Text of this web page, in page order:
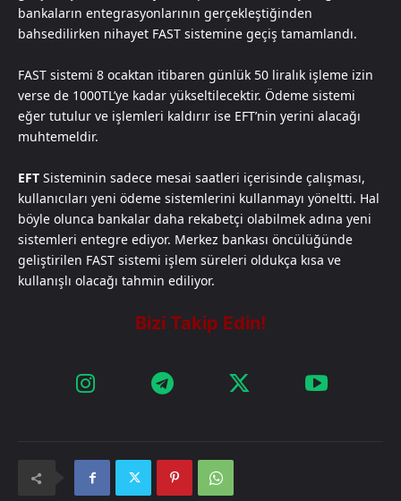
bankaların entegrasyonlarının gerçekleştiğinden
bahsedilirken nihayet FAST sistemine geçiş tamamlandı.
FAST sistemi 8 ocaktan itibaren günlük 50 liralık işleme izin
verse de 1000TL’ye kadar yükseltilecektir. Ödeme sistemi
eğer tutulur ve işlemleri kaldırır ise EFT’nin yerini alacağı
muhtemeldir.
EFT Sisteminin sadece mesai saatleri içerisinde çalışması,
kullanıcıları yeni ödeme sistemlerini kullanmayı yöneltti. Hal
böyle olunca bankalar daha rekabetçi olabilmek adına yeni
sistemleri entegre ediyor. Merkez bankası öncülüğünde
geliştirilen FAST sistemi işlem süreleri oldukça kısa ve
kullanışlı olacağı tahmin ediliyor.